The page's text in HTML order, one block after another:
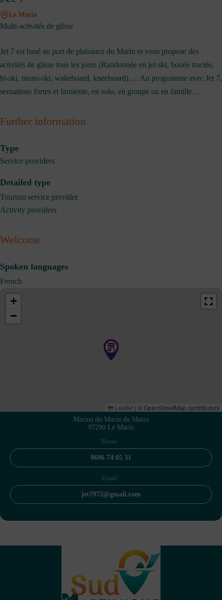
Le Marin
Multi-activités de glisse
Jet 7 est basé au port de plaisance du Marin et vous propose des
activités de glisse tous les jours (Randonnée en jet-ski, bouée tractée,
bi-ski, mono-ski, wakeboard, kneeboard)…. Au programme avec Jet 7,
sensations fortes et farniente, en solo, en groupe ou en famille…
Further information
Type
Service providers
Detailed type
Tourism service provider
Activity providers
Welcome
Spoken languages
French
+
−
Leaflet | © OpenStreetMap contributors
Marina du Marin du Marin
97290 Le Marin
Phone :
0696 74 05 31
Email :
jet7972@gmail.com